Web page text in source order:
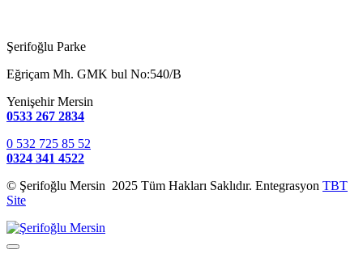
Şerifoğlu Parke
Eğriçam Mh. GMK bul No:540/B
Yenişehir Mersin
0533 267 2834
0 532 725 85 52
0324 341 4522
© Şerifoğlu Mersin 2025 Tüm Hakları Saklıdır. Entegrasyon TBT
Site